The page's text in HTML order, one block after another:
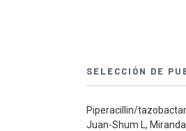
SELECCIÓN DE
Piperacillin/
Juan-Shum L,